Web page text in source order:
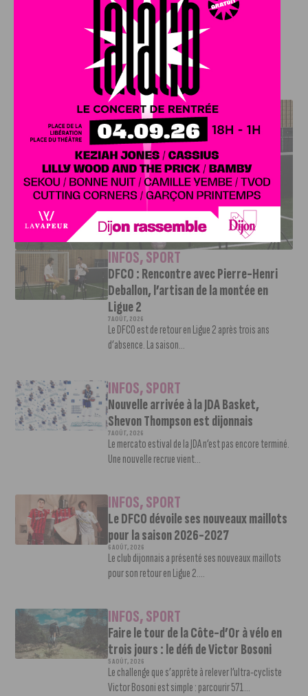
Bordeaux le samedi 17 septembre.Coup d’envoi : 15
DFCO : RENCONTRE AVEC PIERRE-HENRI DEBALLON,
L’ARTISAN DE LA MONTÉE EN LIGUE 2
INFOS,SPORT
DFCO : Rencontre avec Pierre-Henri
Deballon, l’artisan de la montée en
Ligue 2
7 AOÛT, 2026
Le DFCO est de retour en Ligue 2 après trois ans
d’absence. La saison...
INFOS,SPORT
Nouvelle arrivée à la JDA Basket,
Shevon Thompson est dijonnais
7 AOÛT, 2026
Le mercato estival de la JDA n’est pas encore terminé.
Une nouvelle recrue vient...
INFOS,SPORT
Le DFCO dévoile ses nouveaux maillots
pour la saison 2026-2027
6 AOÛT, 2026
Le club dijonnais a présenté ses nouveaux maillots
pour son retour en Ligue 2....
INFOS,SPORT
Faire le tour de la Côte-d’Or à vélo en
trois jours : le défi de Victor Bosoni
5 AOÛT, 2026
Le challenge que s’apprête à relever l’ultra-cycliste
Victor Bosoni est simple : parcourir 571...